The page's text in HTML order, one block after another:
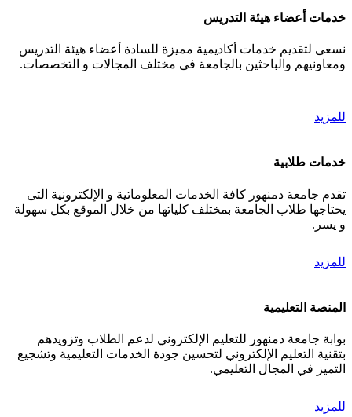
خدمات أعضاء هيئة التدريس
نسعى لتقديم خدمات أكاديمية مميزة للسادة أعضاء هيئة التدريس
ومعاونيهم والباحثين بالجامعة فى مختلف المجالات و التخصصات.
للمزيد
خدمات طلابية
تقدم جامعة دمنهور كافة الخدمات المعلوماتية و الإلكترونية التى
يحتاجها طلاب الجامعة بمختلف كلياتها من خلال الموقع بكل سهولة
و يسر.
للمزيد
المنصة التعليمية
بوابة جامعة دمنهور للتعليم الإلكتروني لدعم الطلاب وتزويدهم
بتقنية التعليم الإلكتروني لتحسين جودة الخدمات التعليمية وتشجيع
التميز في المجال التعليمي.
للمزيد